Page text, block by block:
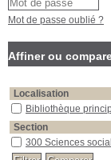
Mot de passe oublié ?
Affiner ou
Localisation
Bibliothèque
Section
300 Sciences